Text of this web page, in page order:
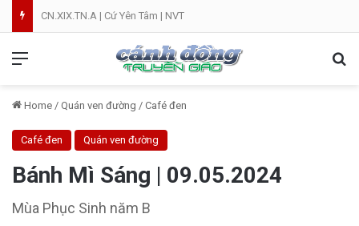
CN.XIX.TN.A | Cứ Yên Tâm | NVT
Home / Quán ven đường / Café đen
Café đen Quán ven đường
Bánh Mì Sáng | 09.05.2024
Mùa Phục Sinh năm B